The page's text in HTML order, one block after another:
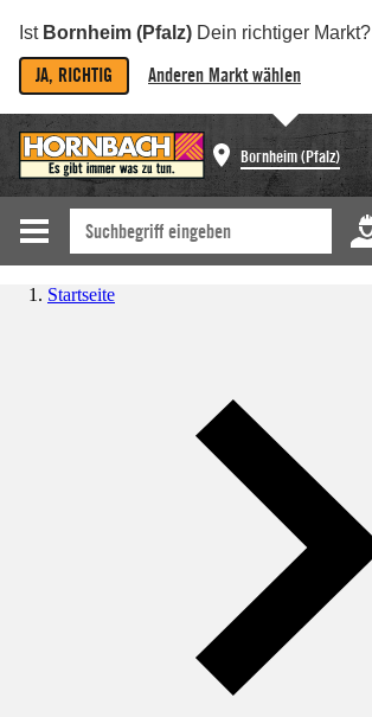
Ist Bornheim (Pfalz) Dein richtiger Markt?
JA, RICHTIG Anderen Markt wählen
Bornheim (Pfalz)
Startseite